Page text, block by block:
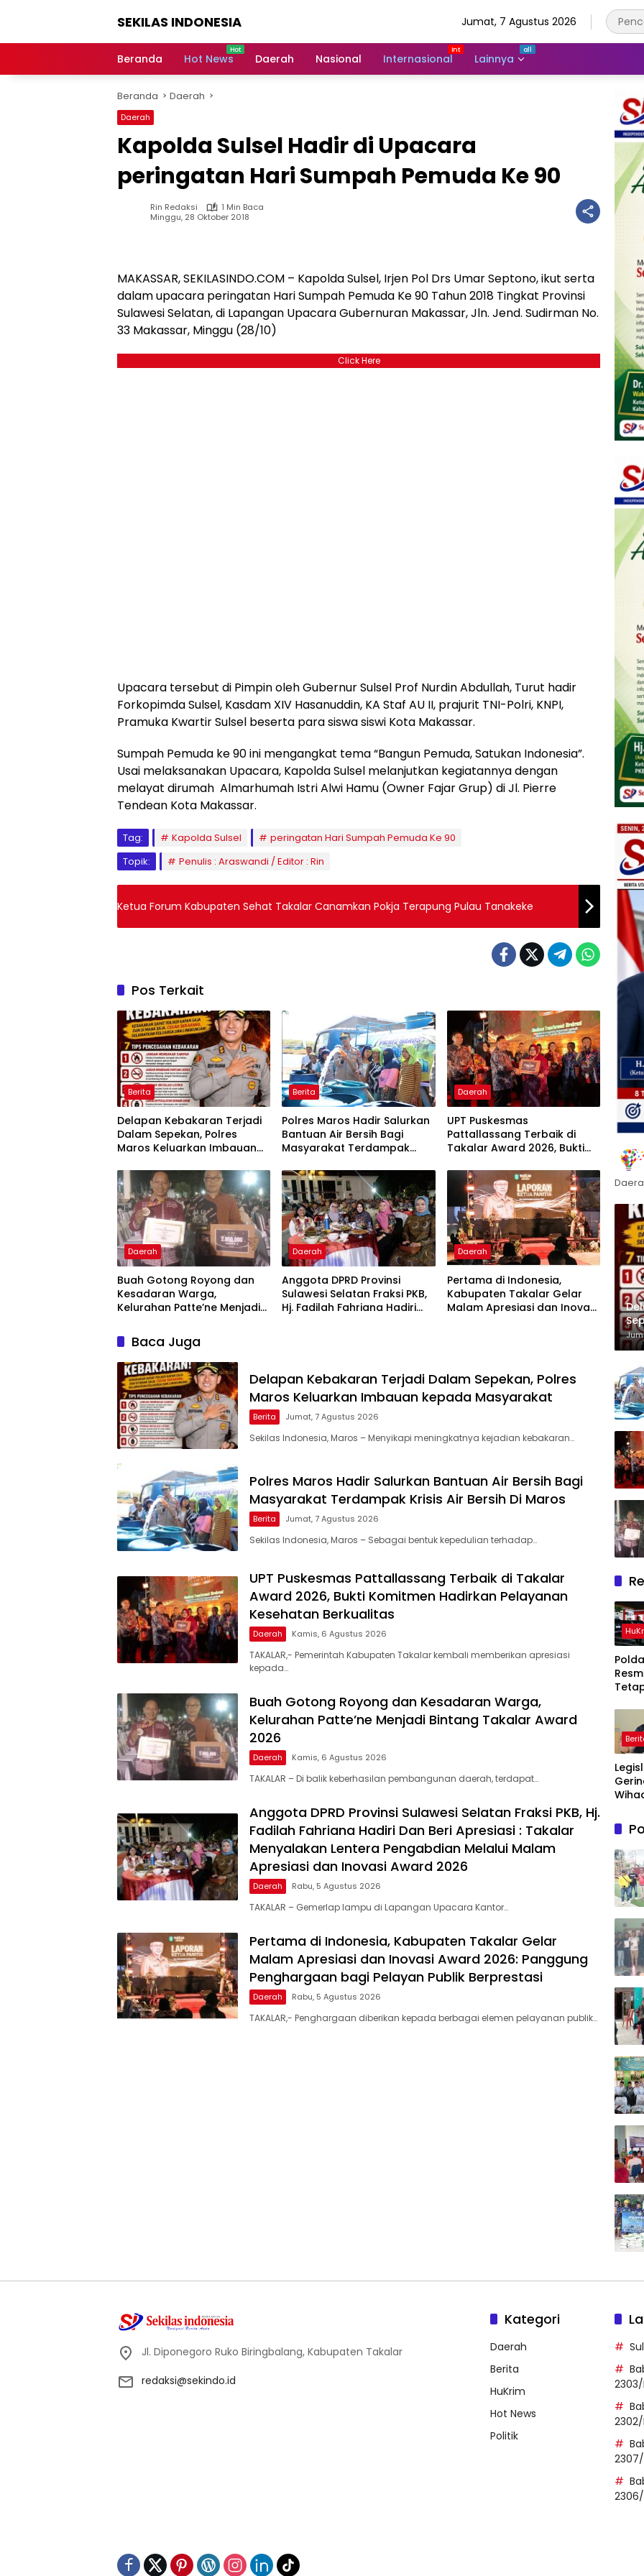
SEKILAS INDONESIA
Terkini,
Latest
World,
Headlines,
News
Jumat, 7 Agustus 2026
Beranda Hot News Daerah Nasional Internasional Lainnya
Beranda Daerah
Daerah
Kapolda Sulsel Hadir di Upacara
peringatan Hari Sumpah Pemuda Ke 90
Rin Redaksi
1 Min Baca
Minggu, 28 Oktober 2018
MAKASSAR, SEKILASINDO.COM – Kapolda Sulsel, Irjen Pol Drs Umar Septono, ikut serta
dalam upacara peringatan Hari Sumpah Pemuda Ke 90 Tahun 2018 Tingkat Provinsi
Sulawesi Selatan, di Lapangan Upacara Gubernuran Makassar, Jln. Jend. Sudirman No.
33 Makassar, Minggu (28/10)
Click Here
Upacara tersebut di Pimpin oleh Gubernur Sulsel Prof Nurdin Abdullah, Turut hadir
Forkopimda Sulsel, Kasdam XIV Hasanuddin, KA Staf AU II, prajurit TNI-Polri, KNPI,
Pramuka Kwartir Sulsel beserta para siswa siswi Kota Makassar.
Sumpah Pemuda ke 90 ini mengangkat tema “Bangun Pemuda, Satukan Indonesia”.
Usai melaksanakan Upacara, Kapolda Sulsel melanjutkan kegiatannya dengan
melayat dirumah Almarhumah Istri Alwi Hamu (Owner Fajar Grup) di Jl. Pierre
Tendean Kota Makassar.
Tag: Kapolda Sulsel
peringatan Hari Sumpah Pemuda Ke 90
Topik:
Penulis : Araswandi / Editor : Rin
Ketua Forum Kabupaten Sehat Takalar Canamkan Pokja Terapung Pulau Tanakeke
Pos Terkait
Berita
Delapan Kebakaran Terjadi
Dalam Sepekan, Polres
Maros Keluarkan Imbauan
Berita
Polres Maros Hadir Salurkan
Bantuan Air Bersih Bagi
Masyarakat Terdampak
Daerah
UPT Puskesmas
Pattallassang Terbaik di
Takalar Award 2026, Bukti
Pelayanan Kesehatan
Berkualitas
Daerah
Buah Gotong Royong dan
Kesadaran Warga,
Kelurahan Patte’ne Menjadi
Daerah
Anggota DPRD Provinsi
Sulawesi Selatan Fraksi PKB,
Hj. Fadilah Fahriana Hadiri
2026
Daerah
Pertama di Indonesia,
Kabupaten Takalar Gelar
Malam Apresiasi dan Inovasi
Baca Juga
Delapan Kebakaran Terjadi Dalam Sepekan, Polres
Maros Keluarkan Imbauan kepada Masyarakat
Berita Jumat, 7 Agustus 2026
Sekilas Indonesia, Maros – Menyikapi meningkatnya kejadian kebakaran…
Polres Maros Hadir Salurkan Bantuan Air Bersih Bagi
Masyarakat Terdampak Krisis Air Bersih Di Maros
Berita Jumat, 7 Agustus 2026
Sekilas Indonesia, Maros – Sebagai bentuk kepedulian terhadap…
UPT Puskesmas Pattallassang Terbaik di Takalar
Award 2026, Bukti Komitmen Hadirkan Pelayanan
Kesehatan Berkualitas
Daerah Kamis, 6 Agustus 2026
TAKALAR,- Pemerintah Kabupaten Takalar kembali memberikan apresiasi
kepada…
Buah Gotong Royong dan Kesadaran Warga,
Kelurahan Patte’ne Menjadi Bintang Takalar Award
2026
Daerah Kamis, 6 Agustus 2026
TAKALAR – Di balik keberhasilan pembangunan daerah, terdapat…
Anggota DPRD Provinsi Sulawesi Selatan Fraksi PKB, Hj.
Fadilah Fahriana Hadiri Dan Beri Apresiasi : Takalar
Menyalakan Lentera Pengabdian Melalui Malam
Apresiasi dan Inovasi Award 2026
Daerah Rabu, 5 Agustus 2026
TAKALAR – Gemerlap lampu di Lapangan Upacara Kantor…
Pertama di Indonesia, Kabupaten Takalar Gelar
Malam Apresiasi dan Inovasi Award 2026: Panggung
Penghargaan bagi Pelayan Publik Berprestasi
Daerah Rabu, 5 Agustus 2026
TAKALAR,- Penghargaan diberikan kepada berbagai elemen pelayanan publik…
Ton
Di
Awasi
agar
Jl. Diponegoro Ruko Biringbalang, Kabupaten Takalar
redaksi@sekindo.id
Kategori
Daerah
Berita
HuKrim
Hot News
Politik